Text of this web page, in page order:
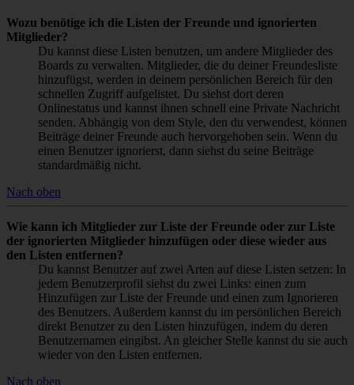
Wozu benötige ich die Listen der Freunde und ignorierten
Mitglieder?
Du kannst diese Listen benutzen, um andere Mitglieder des
Boards zu verwalten. Mitglieder, die du deiner Freundesliste
hinzufügst, werden in deinem persönlichen Bereich für den
schnellen Zugriff aufgelistet. Du siehst dort deren
Onlinestatus und kannst ihnen schnell eine Private Nachricht
senden. Abhängig von dem Style, den du verwendest, können
Beiträge deiner Freunde auch hervorgehoben sein. Wenn du
einen Benutzer ignorierst, dann siehst du seine Beiträge
standardmäßig nicht.
Nach oben
Wie kann ich Mitglieder zur Liste der Freunde oder zur Liste
der ignorierten Mitglieder hinzufügen oder diese wieder aus
den Listen entfernen?
Du kannst Benutzer auf zwei Arten auf diese Listen setzen: In
jedem Benutzerprofil siehst du zwei Links: einen zum
Hinzufügen zur Liste der Freunde und einen zum Ignorieren
des Benutzers. Außerdem kannst du im persönlichen Bereich
direkt Benutzer zu den Listen hinzufügen, indem du deren
Benutzernamen eingibst. An gleicher Stelle kannst du sie auch
wieder von den Listen entfernen.
Nach oben